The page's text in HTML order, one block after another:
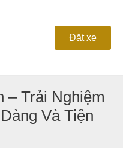
Đặt xe
– Trải Nghiệm
Và Tiện